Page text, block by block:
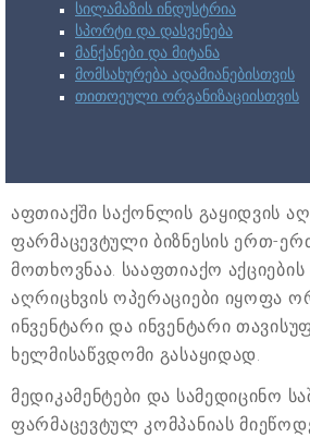
სილამაზის ინდუსტრია
სპორტი და დასვენება
მანქანები და მიტანა
მომსახურება ადამიანებისთვის
თითოეული ორგანიზაციისთვის
აფთიაქში საქონლის გაყიდვის
ფარმაცევტული ბიზნესის ერთ-
მოთხოვნაა. სააფთიაქო
აღრიცხვის ოპერაციები იყოფა
ინვენტარი და ინვენტარი
ხელმისაწვდომი გასაყიდად.
მედიკამენტები და სამედიცინო
ფარმაცევტულ კომპანიას